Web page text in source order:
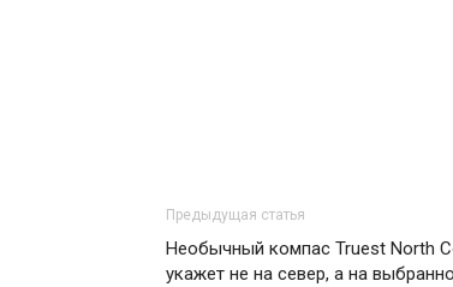
Предыдущая статья
Необычный компас Truest North
укажет не на север, а на